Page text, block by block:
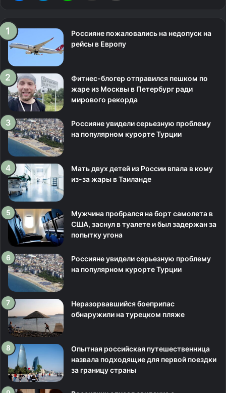
Россияне пожаловались на недопуск на
рейсы в Европу
Фитнес-блогер отправился пешком по
жаре из Москвы в Петербург ради
мирового рекорда
Россияне увидели серьезную проблему
на популярном курорте Турции
Мать двух детей из России впала в кому
из-за жары в Таиланде
Мужчина пробрался на борт самолета в
США, заснул в туалете и был задержан за
попытку угона
Россияне увидели серьезную проблему
на популярном курорте Турции
Неразорвавшийся боеприпас
обнаружили на турецком пляже
Опытная российская путешественница
назвала подходящие для первой поездки
за границу страны